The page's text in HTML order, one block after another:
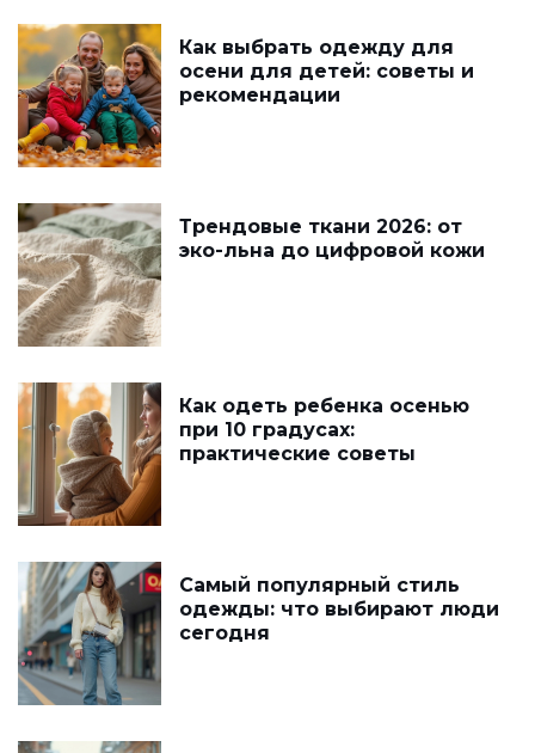
Как выбрать одежду для
осени для детей: советы и
рекомендации
Трендовые ткани 2026: от
эко-льна до цифровой кожи
Как одеть ребенка осенью
при 10 градусах:
практические советы
Самый популярный стиль
одежды: что выбирают люди
сегодня